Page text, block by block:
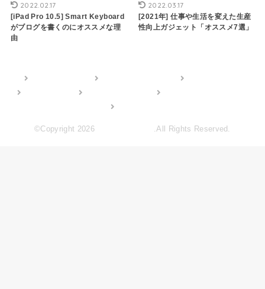
2022.02.17
[iPad Pro 10.5] Smart Keyboard
がブログを書くのにオススメな理
由
2022.03.17
[2021年] 仕事や生活を変えた生産
性向上ガジェット「オススメ7選」
©Copyright 2026 .All Rights Reserved.